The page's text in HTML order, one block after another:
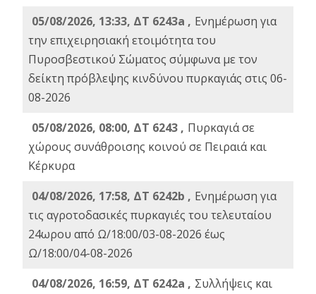
05/08/2026, 13:33, ΔΤ 6243a , Ενημέρωση για
την επιχειρησιακή ετοιμότητα του
Πυροσβεστικού Σώματος σύμφωνα με τον
δείκτη πρόβλεψης κινδύνου πυρκαγιάς στις 06-
08-2026
05/08/2026, 08:00, ΔΤ 6243 , Πυρκαγιά σε
χώρους συνάθροισης κοινού σε Πειραιά και
Κέρκυρα
04/08/2026, 17:58, ΔΤ 6242b , Ενημέρωση για
τις αγροτοδασικές πυρκαγιές του τελευταίου
24ωρου από Ω/18:00/03-08-2026 έως
Ω/18:00/04-08-2026
04/08/2026, 16:59, ΔΤ 6242a , Συλλήψεις και